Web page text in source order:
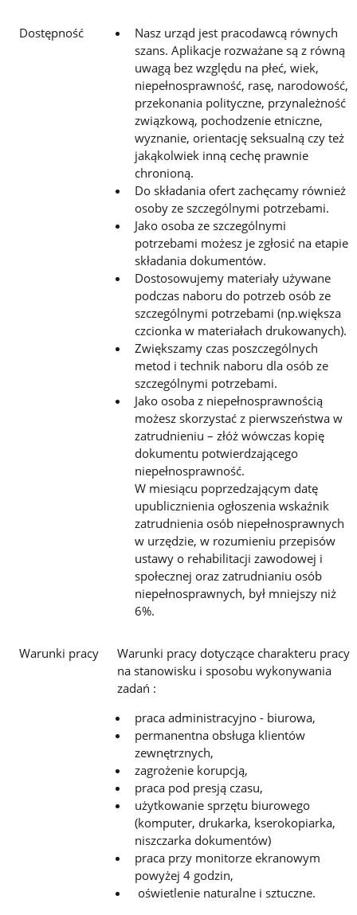
Dostępność
Nasz urząd jest pracodawcą równych
szans. Aplikacje rozważane są z równą
uwagą bez względu na płeć, wiek,
niepełnosprawność, rasę, narodowość,
przekonania polityczne, przynależność
związkową, pochodzenie etniczne,
wyznanie, orientację seksualną czy też
jakąkolwiek inną cechę prawnie
chronioną.
Do składania ofert zachęcamy również
osoby ze szczególnymi potrzebami.
Jako osoba ze szczególnymi
potrzebami możesz je zgłosić na etapie
składania dokumentów.
Dostosowujemy materiały używane
podczas naboru do potrzeb osób ze
szczególnymi potrzebami (np.większa
czcionka w materiałach drukowanych).
Zwiększamy czas poszczególnych
metod i technik naboru dla osób ze
szczególnymi potrzebami.
Jako osoba z niepełnosprawnością
możesz skorzystać z pierwszeństwa w
zatrudnieniu – złóż wówczas kopię
dokumentu potwierdzającego
niepełnosprawność.
W miesiącu poprzedzającym datę
upublicznienia ogłoszenia wskaźnik
zatrudnienia osób niepełnosprawnych
w urzędzie, w rozumieniu przepisów
ustawy o rehabilitacji zawodowej i
społecznej oraz zatrudnianiu osób
niepełnosprawnych, był mniejszy niż
6%.
Warunki pracy
Warunki pracy dotyczące charakteru pracy
na stanowisku i sposobu wykonywania
zadań :
praca administracyjno - biurowa,
permanentna obsługa klientów
zewnętrznych,
zagrożenie korupcją,
praca pod presją czasu,
użytkowanie sprzętu biurowego
(komputer, drukarka, kserokopiarka,
niszczarka dokumentów)
praca przy monitorze ekranowym
powyżej 4 godzin,
oświetlenie naturalne i sztuczne.